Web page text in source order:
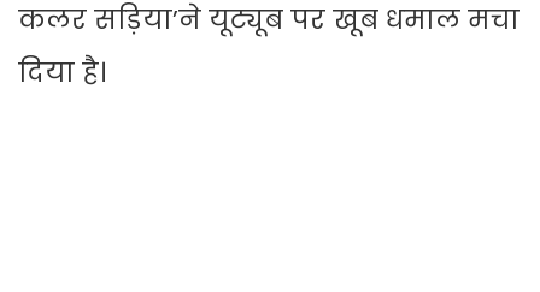
कलर सड़िया’ने यूट्यूब पर खूब धमाल मचा
दिया है।